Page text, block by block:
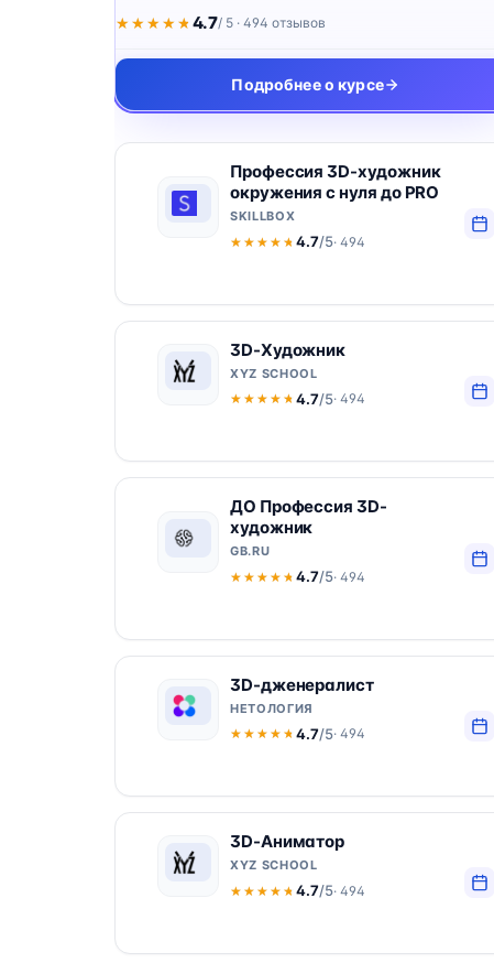
★★★★★
★★★★★ 4.7/ 5 · 494 отзывов
Подробнее о курсе
Профессия 3D-художник
окружения с нуля до PRO
SKILLBOX
★★★★★
★★★★★ 4.7/5· 494
3D-Художник
XYZ SCHOOL
★★★★★
★★★★★ 4.7/5· 494
ДО Профессия 3D-
художник
GB.RU
★★★★★
★★★★★ 4.7/5· 494
3D-дженералист
НЕТОЛОГИЯ
★★★★★
★★★★★ 4.7/5· 494
3D-Аниматор
XYZ SCHOOL
★★★★★
★★★★★ 4.7/5· 494